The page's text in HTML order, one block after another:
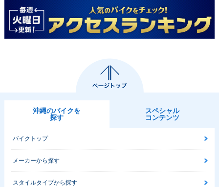
沖縄のバイクを
探す
スペシャル
コンテンツ
バイクトップ
メーカーから探す
スタイルタイプから探す